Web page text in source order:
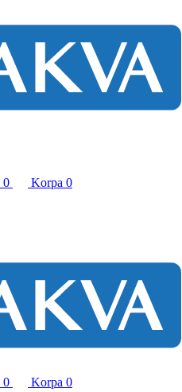
0 Korpa 0
0 Korpa 0